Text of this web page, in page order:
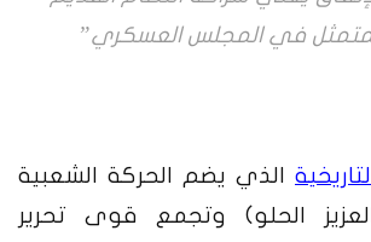
في المجلس العسكري”
الذي يضم الحركة الشعبية
الحلو) وتجمع قوى تحرير